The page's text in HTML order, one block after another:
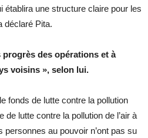
établira une structure claire pour les
déclaré Pita.
des opérations et à
voisins », selon lui.
fonds de lutte contre la pollution
lutte contre la pollution de l’air à
au pouvoir n’ont pas su